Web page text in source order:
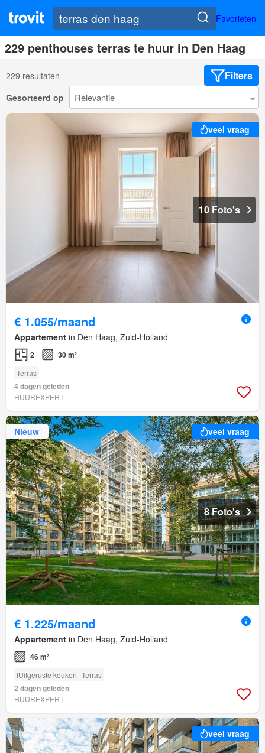
Favorieten
229 penthouses terras te huur in Den Haag
229 resultaten Filters
Gesorteerd op
veel vraag
10 Foto's
€ 1.055/maand
Appartement in Den Haag, Zuid-Holland
2 30 m²
Terras
4 dagen geleden
HUUREXPERT
Nieuw veel vraag
8 Foto's
€ 1.225/maand
Appartement in Den Haag, Zuid-Holland
46 m²
IUitgeruste keuken Terras
2 dagen geleden
HUUREXPERT
veel vraag